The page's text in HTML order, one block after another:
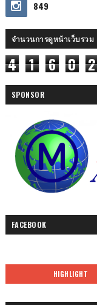
849
จำนวนการดูหน้าเว็บรวม
4 1 6 0 2
SPONSOR
FACEBOOK
HIGHLIGHT